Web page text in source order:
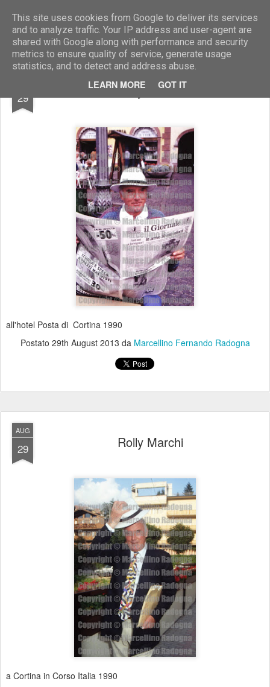
This site uses cookies from Google to deliver its services
and to analyze traffic. Your IP address and user-agent are
shared with Google along with performance and security
metrics to ensure quality of service, generate usage
statistics, and to detect and address abuse.
LEARN MORE GOT IT
Marcellino Radogna - Fotonotizie per la stampa
29 Rolly Marchi
all'hotel Posta di Cortina 1990
Postato 29th August 2013 da Marcellino Fernando Radogna
AUG
29 Rolly Marchi
a Cortina in Corso Italia 1990